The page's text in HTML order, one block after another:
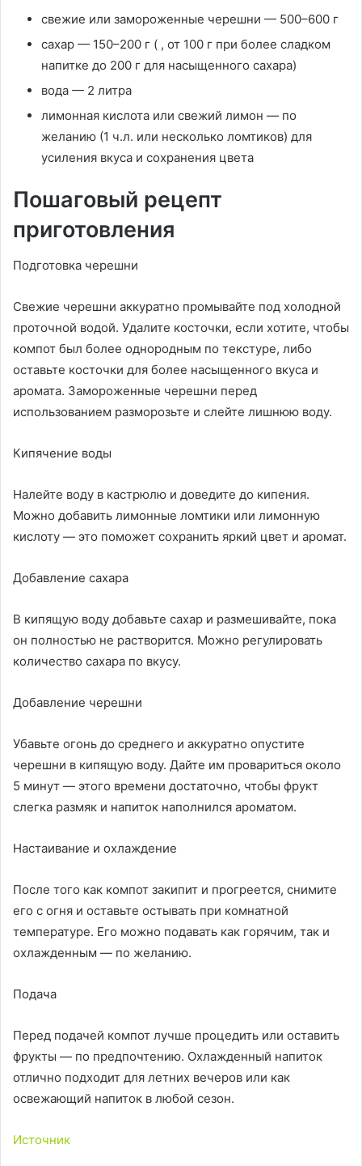
свежие или замороженные черешни — 500–600 г
сахар — 150–200 г ( , от 100 г при более сладком
напитке до 200 г для насыщенного сахара)
вода — 2 литра
лимонная кислота или свежий лимон — по
желанию (1 ч.л. или несколько ломтиков) для
усиления вкуса и сохранения цвета
Пошаговый рецепт
приготовления
Подготовка черешни
Свежие черешни аккуратно промывайте под холодной
проточной водой. Удалите косточки, если хотите, чтобы
компот был более однородным по текстуре, либо
оставьте косточки для более насыщенного вкуса и
аромата. Замороженные черешни перед
использованием разморозьте и слейте лишнюю воду.
Кипячение воды
Налейте воду в кастрюлю и доведите до кипения.
Можно добавить лимонные ломтики или лимонную
кислоту — это поможет сохранить яркий цвет и аромат.
Добавление сахара
В кипящую воду добавьте сахар и размешивайте, пока
он полностью не растворится. Можно регулировать
количество сахара по вкусу.
Добавление черешни
Убавьте огонь до среднего и аккуратно опустите
черешни в кипящую воду. Дайте им провариться около
5 минут — этого времени достаточно, чтобы фрукт
слегка размяк и напиток наполнился ароматом.
Настаивание и охлаждение
После того как компот закипит и прогреется, снимите
его с огня и оставьте остывать при комнатной
температуре. Его можно подавать как горячим, так и
охлажденным — по желанию.
Подача
Перед подачей компот лучше процедить или оставить
фрукты — по предпочтению. Охлажденный напиток
отлично подходит для летних вечеров или как
освежающий напиток в любой сезон.
Источник